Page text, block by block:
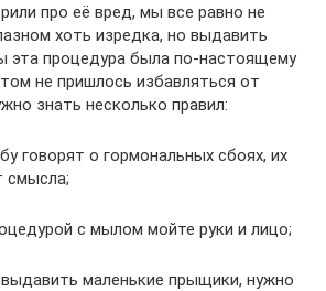
про её вред, мы все равно не
хоть изредка, но выдавить
эта процедура была по-настоящему
не пришлось избавляться от
знать несколько правил:
говорят о гормональных сбоях, их
смысла;
с мылом мойте руки и лицо;
маленькие прыщики, нужно